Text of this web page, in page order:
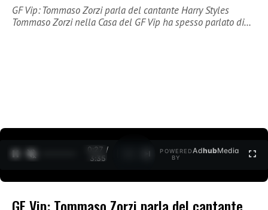
GF Vip: Tommaso Zorzi parla del cantante Harry Styles
Tommaso Zorzi nella Casa del GF Vip ha spesso parlato di…
0:27 /
3:35
POWERED
BY
AdhubMedia